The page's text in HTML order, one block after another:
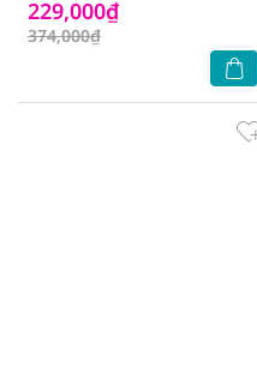
229,000₫
374,000₫